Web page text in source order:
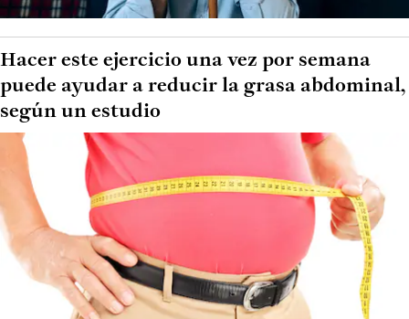
Hacer este ejercicio una vez por semana
puede ayudar a reducir la grasa abdominal,
según un estudio